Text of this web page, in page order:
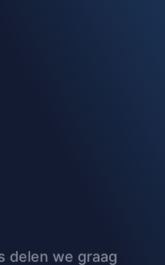
delen we graag